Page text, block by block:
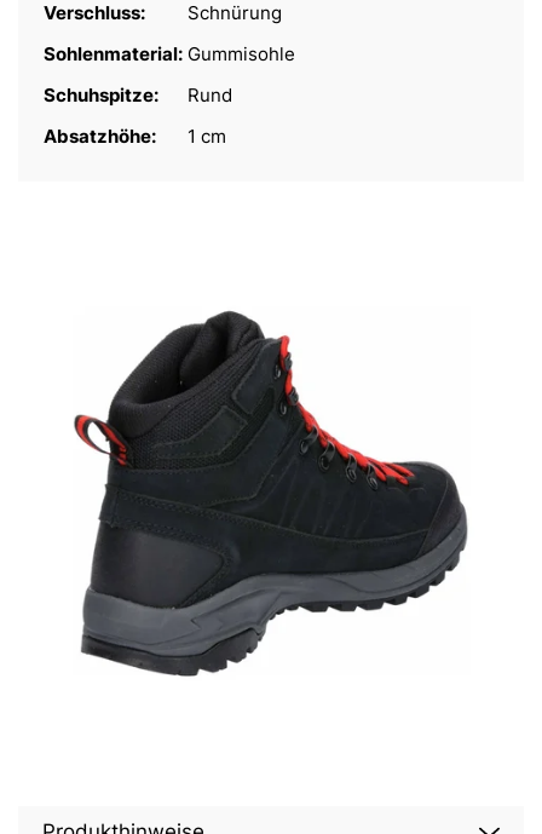
Verschluss:
Schnürung
Sohlenmaterial: Gummisohle
Schuhspitze:
Rund
Absatzhöhe:
1 cm